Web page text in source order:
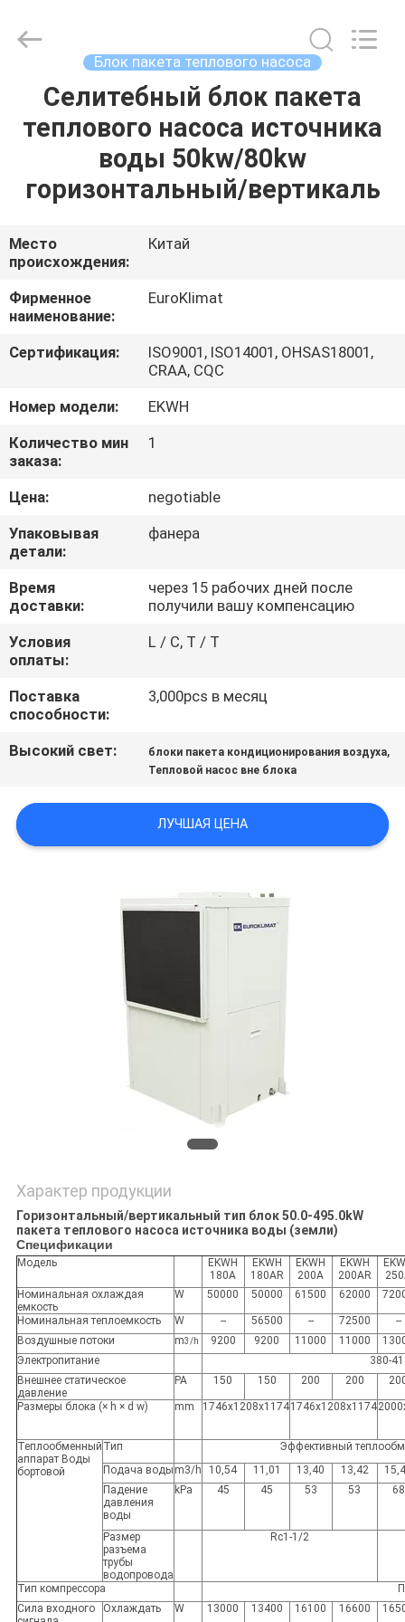
ДОМ
ПРОДУКТЫ
НАС
ПУТЕШЕСТВИЕ
ФАБРИКИ
КАЧЕСТВА
МЫ
СПРОСИТЕ
ЦИТАТУ
COMPANY
NEWS
КАРТА
PRIVACY
Refrigeration
Блок пакета теплового насоса
Селитебный блок пакета
теплового насоса источника
воды 50kw/80kw
горизонтальный/вертикаль
Место
происхождения:
Китай
Фирменное
наименование:
EuroKlimat
Сертификация:
ISO9001, ISO14001, OHSAS18001,
CRAA, CQC
Номер модели:
EKWH
Количество мин
заказа:
1
Цена:
negotiable
Упаковывая
детали:
фанера
Время
доставки:
через 15 рабочих дней после
получили вашу компенсацию
Условия
оплаты:
L / C, T / T
Поставка
способности:
3,000pcs в месяц
Высокий свет: блоки пакета кондиционирования воздуха,
Тепловой насос вне блока
ЛУЧШАЯ ЦЕНА
Характер продукции
Горизонтальный/вертикальный тип блок 50.0-495.0kW
пакета теплового насоса источника воды (земли)
Спецификации
Модель
EKWH
180A
EKWH
180AR
EKWH
200A
EKWH
200AR
Номинальная охлаждая
емкость
W 50000 50000 61500 62000
Номинальная теплоемкость W -- 56500 -- 72500
--
Воздушные потоки
m3/h 9200 9200 11000 11000
Электропитание
380-
Внешнее статическое
давление
PA 150 150 200 200
Размеры блока (× h × d w) mm 1746x1208x11741746x1208x1174
Теплообменный
аппарат Воды
бортовой
Тип
Эффективный
Подача воды m3/h 10,54 11,01 13,40 13,42
Падение
давления
воды
kPa 45 45 53 53 68
Размер
разъема
трубы
водопровода
Rc1-1/2
Тип компрессора
Сила входного
Охлаждать W 13000 13400 16100 16600